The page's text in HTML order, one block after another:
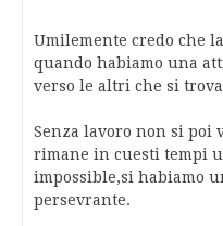
Umilemente credo che
quando habiamo una
verso le altri che si
Senza lavoro non si poi
rimane in cuesti tempi
impossible,si habiamo
persevrante.